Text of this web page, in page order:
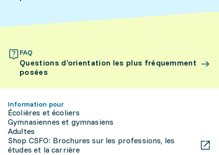
FAQ
Questions d’orientation les plus fréquemment
posées
Information pour
Écolières et écoliers
Gymnasiennes et gymnasiens
Adultes
Shop CSFO: Brochures sur les professions, les
études et la carrière